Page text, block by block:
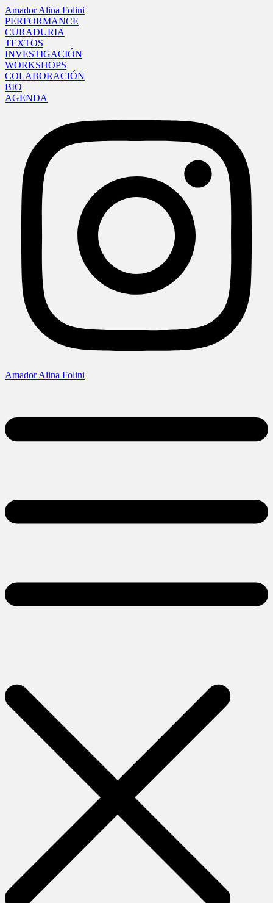
Amador Alina Folini
PERFORMANCE
CURADURIA
TEXTOS
INVESTIGACIÓN
WORKSHOPS
COLABORACIÓN
BIO
AGENDA
Amador Alina Folini